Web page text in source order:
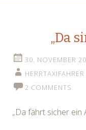
„Da
30. NOVEMBER
HERRTAXIFAHRER
2 COMMENTS
„Da fährt sicher ein